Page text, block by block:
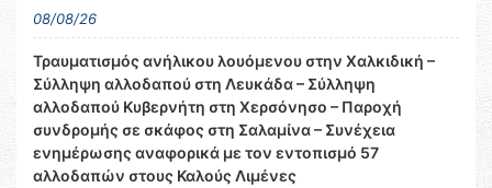
08/08/26
Τραυματισμός ανήλικου λουόμενου στην Χαλκιδική –
Σύλληψη αλλοδαπού στη Λευκάδα – Σύλληψη
αλλοδαπού Κυβερνήτη στη Χερσόνησο – Παροχή
συνδρομής σε σκάφος στη Σαλαμίνα – Συνέχεια
ενημέρωσης αναφορικά με τον εντοπισμό 57
αλλοδαπών στους Καλούς Λιμένες